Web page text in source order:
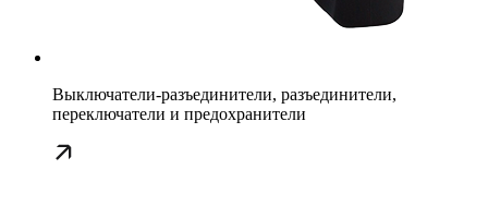
Выключатели-разъединители, разъединители,
переключатели и предохранители